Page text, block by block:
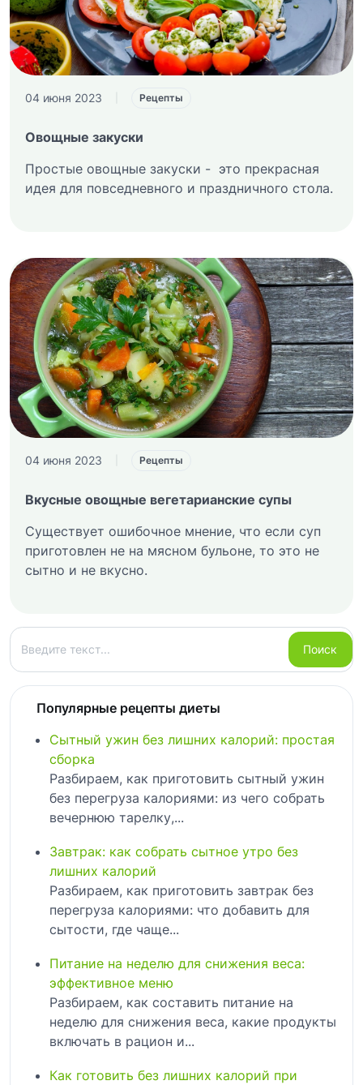
04 июня 2023 Рецепты
Овощные закуски
Простые овощные закуски - это прекрасная
идея для повседневного и праздничного стола.
04 июня 2023 Рецепты
Вкусные овощные вегетарианские супы
Существует ошибочное мнение, что если суп
приготовлен не на мясном бульоне, то это не
сытно и не вкусно.
Поиск
Поиск
Популярные рецепты диеты
Сытный ужин без лишних калорий: простая
сборка
Разбираем, как приготовить сытный ужин
без перегруза калориями: из чего собрать
вечернюю тарелку,...
Завтрак: как собрать сытное утро без
лишних калорий
Разбираем, как приготовить завтрак без
перегруза калориями: что добавить для
сытости, где чаще...
Питание на неделю для снижения веса:
эффективное меню
Разбираем, как составить питание на
неделю для снижения веса, какие продукты
включать в рацион и...
Как готовить без лишних калорий при